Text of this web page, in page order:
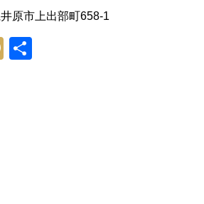
原市上出部町658-1
Mixi